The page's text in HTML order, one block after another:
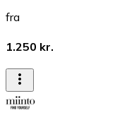
fra
1.250 kr.